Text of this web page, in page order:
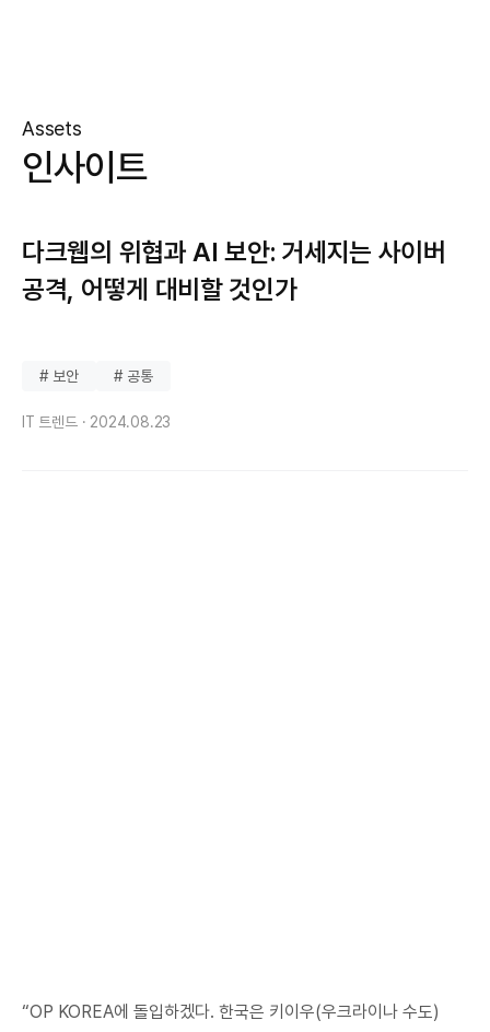
Assets
인사이트
다크웹의 위협과 AI 보안: 거세지는 사이버
공격, 어떻게 대비할 것인가
# 보안 # 공통
IT 트렌드 · 2024.08.23
“OP KOREA에 돌입하겠다. 한국은 키이우(우크라이나 수도)